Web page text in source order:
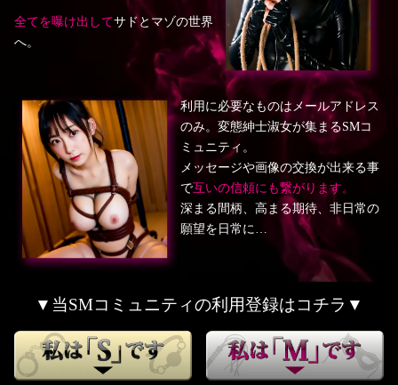
全てを曝け出してサドとマゾの世界
へ。
利用に必要なものはメールアドレス
のみ。変態紳士淑女が集まるSMコ
ミュニティ。
メッセージや画像の交換が出来る事
で互いの信頼にも繋がります。
深まる間柄、高まる期待、非日常の
願望を日常に…
▼当SMコミュニティの利用登録はコチラ▼